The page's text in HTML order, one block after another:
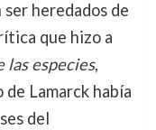
heredados de
que hizo a
las especies,
Lamarck había
del